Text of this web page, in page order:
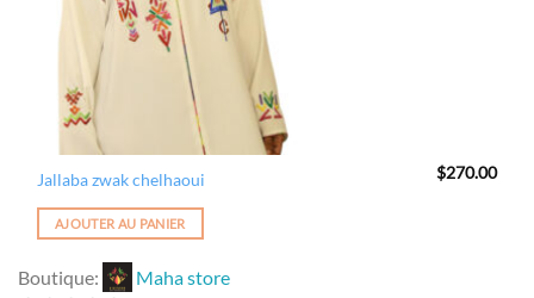
Jallaba zwak chelhaoui $270.00
AJOUTER AU PANIER
Boutique: Maha store